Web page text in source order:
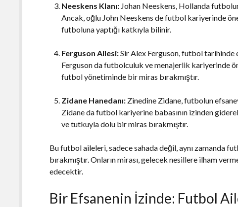
Neeskens Klanı: Johan Neeskens, Hollanda
Ancak, oğlu John Neeskens de futbol kariyerinde
futboluna yaptığı katkıyla bilinir.
Ferguson Ailesi:Sir Alex Ferguson, futbol
Ferguson da futbolculuk ve menajerlik kariyerinde
futbol yönetiminde bir miras bırakmıştır.
Zidane Hanedanı: Zinedine Zidane, futbolun
Zidane da futbol kariyerine babasının izinden
ve tutkuyla dolu bir miras bırakmıştır.
Bu futbol aileleri, sadece sahada değil, aynı zamanda
bırakmıştır. Onların mirası, gelecek nesillere ilham
edecektir.
Bir Efsanenin İzinde: Futbol